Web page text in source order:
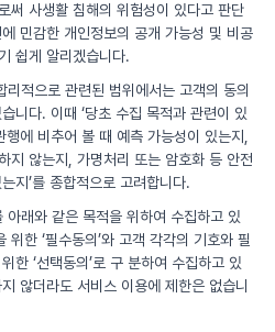
써 사생활 침해의 위험성이 있다고 판단
민감한 개인정보의 공개 가능성 및 비공
쉽게 알리겠습니다.
적으로 관련된 범위에서는 고객의 동의
니다. 이때 ‘당초 수집 목적과 관련이 있
에 비추어 볼 때 예측 가능성이 있는지,
지 않는지, 가명처리 또는 암호화 등 안전
지’를 종합적으로 고려합니다.
래와 같은 목적을 위하여 수집하고 있
위한 ‘필수동의’와 고객 각각의 기호와 필
한 ‘선택동의’로 구 분하여 수집하고 있
않더라도 서비스 이용에 제한은 없습니